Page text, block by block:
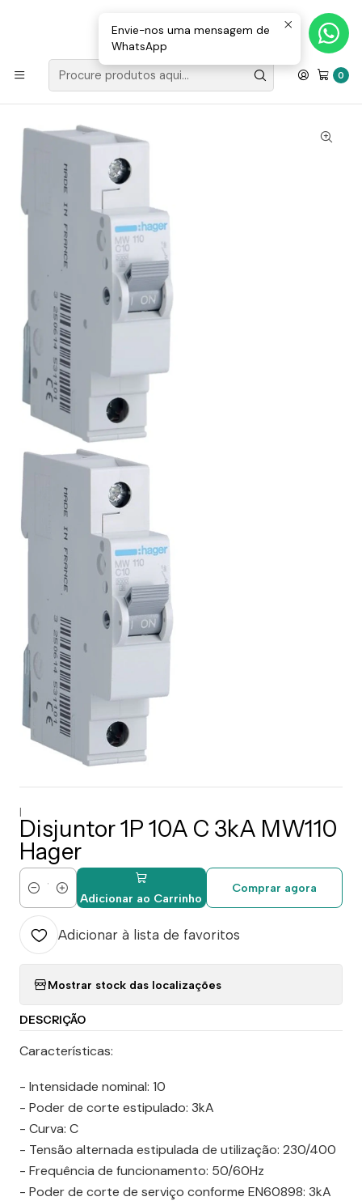
0
Loja Valongo: 220 150 143 (chamada para a rede fixa nacional) «»
E-mail: geral@movenergy.pt
Início MATERIAL ELÉTRICO
Disjuntor 1P 10A C 3kA MW110 Hager
|
Disjuntor 1P 10A C 3kA MW110
Hager
QuantidadeAdicionar ao Carrinho
Comprar agora
Adicionar à lista de favoritos
Mostrar stock das localizações
DESCRIÇÃO
Características:
- Intensidade nominal: 10
- Poder de corte estipulado: 3kA
- Curva: C
- Tensão alternada estipulada de utilização: 230/400
- Frequência de funcionamento: 50/60Hz
- Poder de corte de serviço conforme EN60898: 3kA
Envie-nos uma mensagem de
WhatsApp